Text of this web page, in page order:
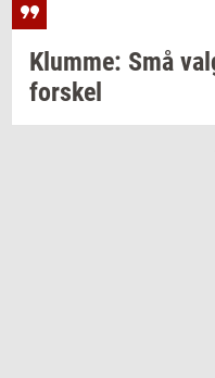
Klum­me: Små
for­skel